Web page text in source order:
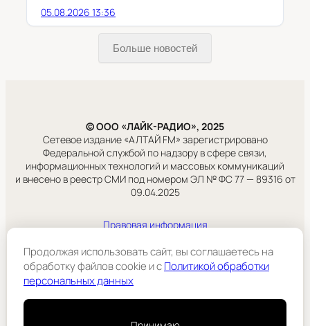
05.08.2026 13:36
Больше новостей
© ООО «ЛАЙК-РАДИО», 2025
Сетевое издание «АЛТАЙ FM» зарегистрировано
Федеральной службой по надзору в сфере связи,
информационных технологий и массовых коммуникаций
и внесено в реестр СМИ под номером ЭЛ № ФС 77 — 89316 от
09.04.2025
Правовая информация
ООО «ЛАЙК-РАДИО».
Подробнее
Продолжая использовать сайт, вы соглашаетесь на
обработку файлов cookie и cПолитикой обработки
персональных данных